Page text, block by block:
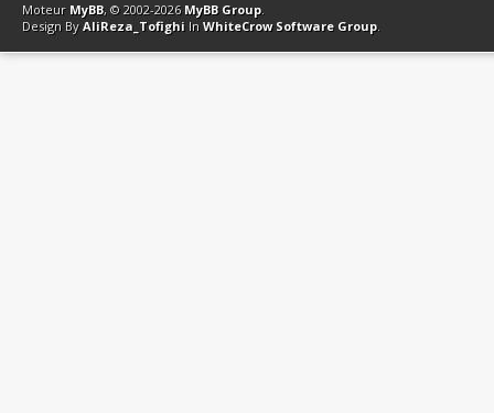
Moteur MyBB, © 2002-2026 MyBB Group.
Design By AliReza_Tofighi In WhiteCrow Software Group.